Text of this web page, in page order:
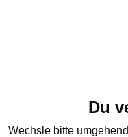
Du
Wechsle bitte